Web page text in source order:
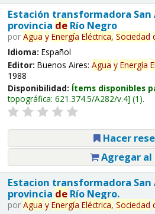
Estación transformadora
provincia deRío Negro
por Agua y Energía Eléctrica, Sociedad
Idioma: Español
Editor: Buenos Aires: Agua y Energía
1988
Disponibilidad: Ítems disponibles
topográfica: 621.374.5/A282/v.4 (1).
Hacer
Agregar
Estacion transformadora
provincia deRío Negro.
por Agua y Energía Eléctrica, Sociedad